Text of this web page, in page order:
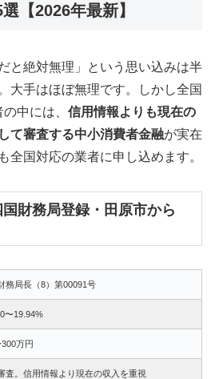
【2026年最新】
と絶対無理」という思い込みは半
大手はほぼ無理です。しかし全国
中には、 信用情報よりも現在の
て審査する中小消費者金融が実在
全国対応の業者に申し込めます。
財務局登録・田原市から
務局長（8）第00091号
〜19.94%
300万円
査。信用情報より現在の収入を重視